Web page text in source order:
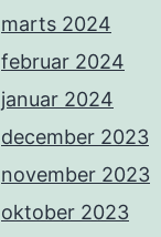
marts 2024
februar 2024
januar 2024
december 2023
november 2023
oktober 2023